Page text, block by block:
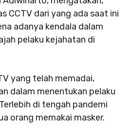
CCTV dari yang ada saat ini
adanya kendala dalam
pelaku kejahatan di
yang telah memadai,
dalam menentukan pelaku
di tengah pandemi
orang memakai masker.